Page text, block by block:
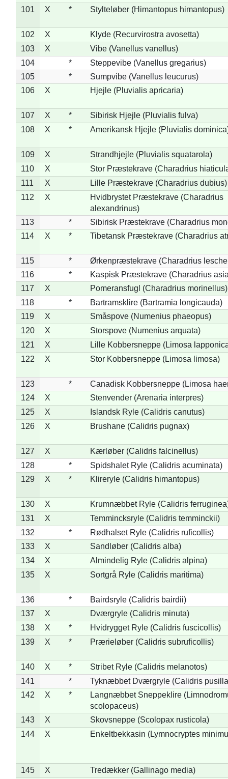
101
X * Stylteløber (Himantopus himantopus)
102 X
Klyde (Recurvirostra avosetta)
103
X
Vibe (Vanellus vanellus)
104
*
Steppevibe (Vanellus gregarius)
105
*
Sumpvibe (Vanellus leucurus)
106
X Hjejle (Pluvialis apricaria)
107 X *
Sibirisk Hjejle (Pluvialis fulva)
108
X * Amerikansk Hjejle (Pluvialis
109 X
Strandhjejle (Pluvialis squatarola)
110
X
Stor Præstekrave (Charadrius
111
X
Lille Præstekrave (Charadrius dubius)
112
X
Hvidbrystet Præstekrave (Charadrius
alexandrinus)
113
*
Sibirisk Præstekrave (Charadrius
114
X * Tibetansk Præstekrave (Charadrius
115 *
Ørkenpræstekrave (Charadrius
116
*
Kaspisk Præstekrave (Charadrius
117
X
Pomeransfugl (Charadrius morinellus)
118
*
Bartramsklire (Bartramia longicauda)
119
X
Småspove (Numenius phaeopus)
120
X
Storspove (Numenius arquata)
121
X
Lille Kobbersneppe (Limosa
122
X Stor Kobbersneppe (Limosa limosa)
123 *
Canadisk Kobbersneppe (Limosa
124
X
Stenvender (Arenaria interpres)
125
X
Islandsk Ryle (Calidris canutus)
126
X Brushane (Calidris pugnax)
127 X
Kærløber (Calidris falcinellus)
128
*
Spidshalet Ryle (Calidris acuminata)
129
X * Klireryle (Calidris himantopus)
130 X
Krumnæbbet Ryle (Calidris
131
X
Temmincksryle (Calidris temminckii)
132
*
Rødhalset Ryle (Calidris ruficollis)
133
X
Sandløber (Calidris alba)
134
X
Almindelig Ryle (Calidris alpina)
135
X Sortgrå Ryle (Calidris maritima)
136 *
Bairdsryle (Calidris bairdii)
137
X
Dværgryle (Calidris minuta)
138
X *
Hvidrygget Ryle (Calidris fuscicollis)
139
X * Prærieløber (Calidris subruficollis)
140 X *
Stribet Ryle (Calidris melanotos)
141
*
Tyknæbbet Dværgryle (Calidris
142
X *
Langnæbbet Sneppeklire
scolopaceus)
143
X
Skovsneppe (Scolopax rusticola)
144
X Enkeltbekkasin (Lymnocryptes
145 X
Tredækker (Gallinago media)